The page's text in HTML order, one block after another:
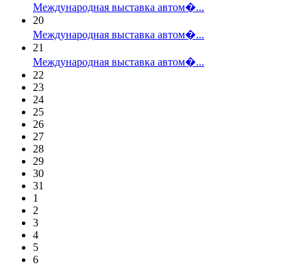
Международная выставка автом�...
20
Международная выставка автом�...
21
Международная выставка автом�...
22
23
24
25
26
27
28
29
30
31
1
2
3
4
5
6